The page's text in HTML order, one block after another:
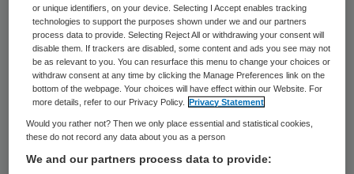
Concentratie van de kinderhartchirurgie is
volgens Kuipers noodzakelijk om de
kwaliteit van zorg te verbeteren en de kans
op vermijdbare sterfte en complicaties te
verminderen. Ook patiëntenclubs stelden
eerder dat concentratie van deze chirurgie
or unique identifiers, on your device. Selecting I Accept enables tracking
technologies to support the purposes shown under we and our partners
process data to provide. Selecting Reject All or withdrawing your consent will
disable them. If trackers are disabled, some content and ads you see may not
be as relevant to you. You can resurface this menu to change your choices or
withdraw consent at any time by clicking the Manage Preferences link on the
bottom of the webpage. Your choices will have effect within our Website. For
more details, refer to our Privacy Policy.
Privacy Statement
Would you rather not? Then we only place essential and statistical cookies,
these do not record any data about you as a person
We and our partners process data to provide: